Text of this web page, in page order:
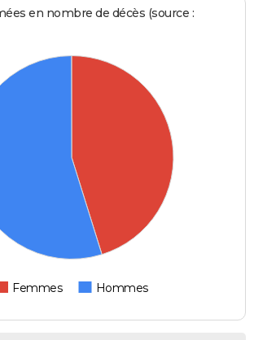
en nombre de décès (source :
Femmes Hommes